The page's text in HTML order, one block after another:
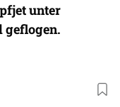
unter
geflogen.
Foto: Boeing